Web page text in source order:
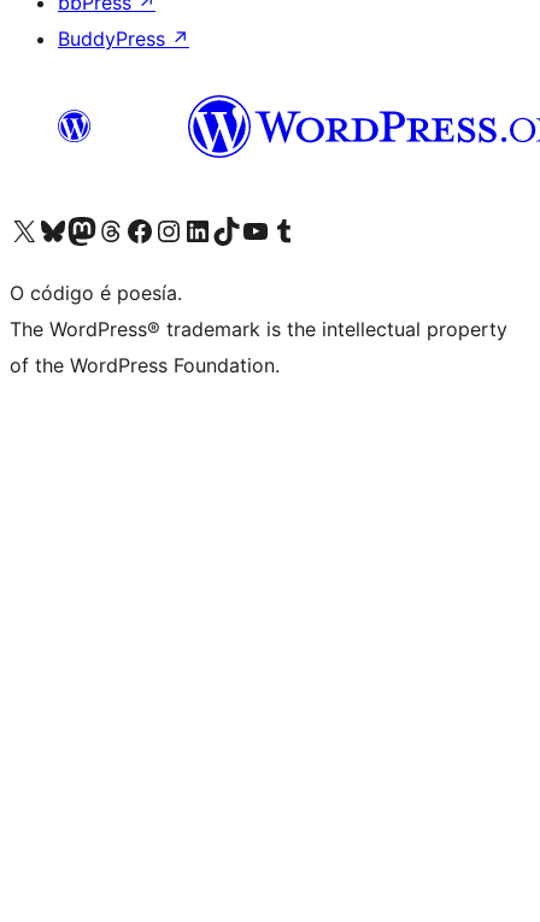
BuddyPress ↗
Visita la cuenta de X (anteriormente Twitter)
Visita a nosa conta de Bluesky
Visita a nosa conta de Mastodon
Visita a nosa conta de Threads
Visita a nosa páxina de Facebook
Visita a nosa conta de Instagram
Visita a nosa conta de LinkedIn
Visita a nosa conta de TikTok
Visita a nosa canle de YouTube
Visita a nosa conta de Tumblr
O código é poesía.
The WordPress® trademark is the intellectual property
of the WordPress Foundation.